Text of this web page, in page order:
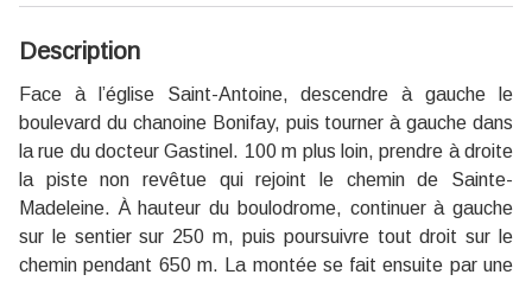
Description
Face à l’église Saint-Antoine, descendre à gauche le
boulevard du chanoine Bonifay, puis tourner à gauche dans
la rue du docteur Gastinel. 100 m plus loin, prendre à droite
la piste non revêtue qui rejoint le chemin de Sainte-
Madeleine. À hauteur du boulodrome, continuer à gauche
sur le sentier sur 250 m, puis poursuivre tout droit sur le
chemin pendant 650 m. La montée se fait ensuite par une